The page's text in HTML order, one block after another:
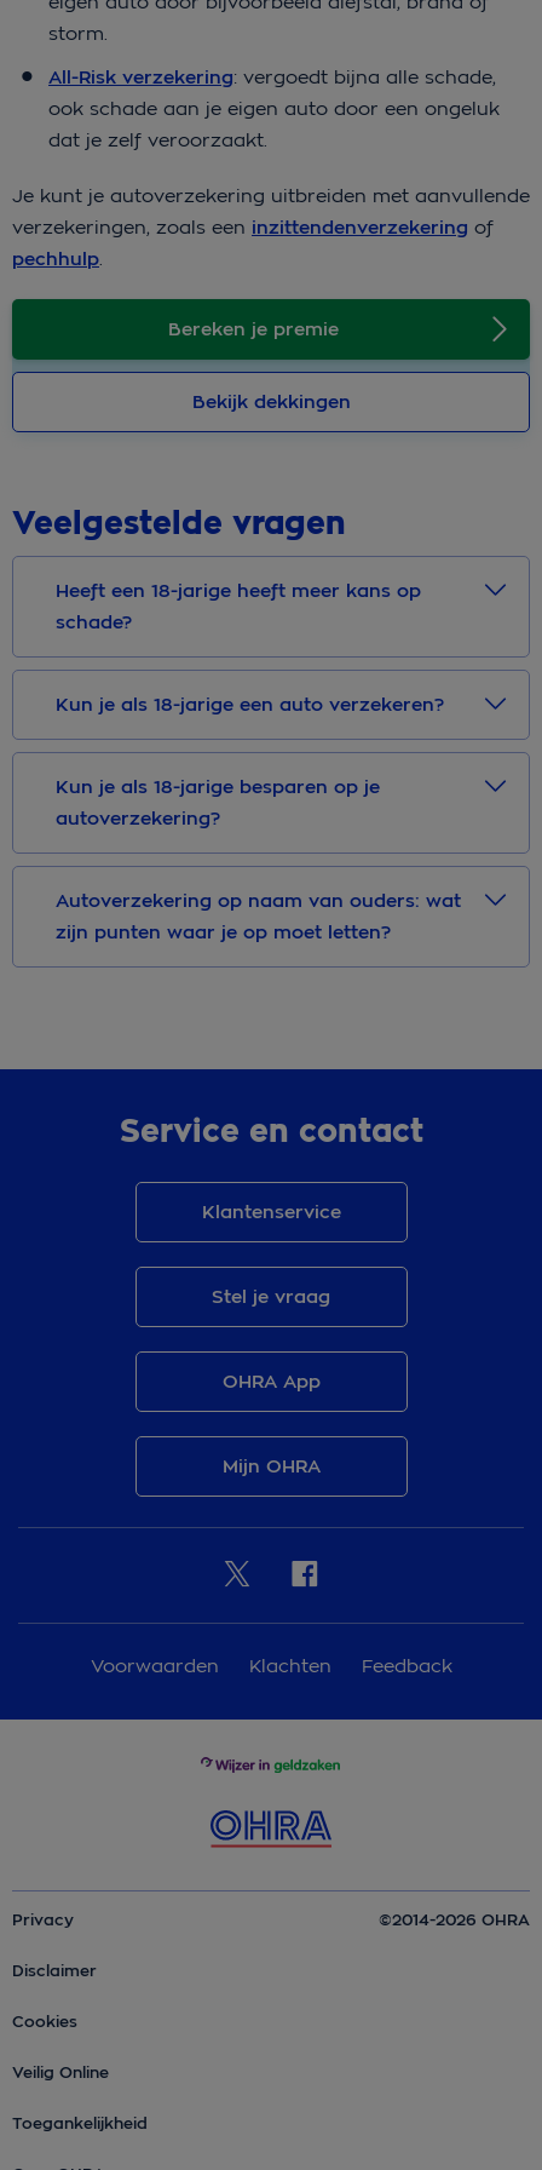
storm.
All-Risk verzekering: vergoedt bijna alle schade,
ook schade aan je eigen auto door een ongeluk
dat je zelf veroorzaakt.
Je kunt je autoverzekering uitbreiden met aanvullende
verzekeringen, zoals een inzittendenverzekering of
pechhulp.
Bereken je premie
Bekijk dekkingen
Veelgestelde vragen
Heeft een 18-jarige heeft meer kans op
schade?
Kun je als 18-jarige een auto verzekeren?
Kun je als 18-jarige besparen op je
autoverzekering?
Autoverzekering op naam van ouders: wat
zijn punten waar je op moet letten?
Service en contact
Klantenservice
Stel je vraag
OHRA App
Mijn OHRA
Voorwaarden Klachten Feedback
Privacy
Disclaimer
Cookies
Veilig Online
Toegankelijkheid
©2014-2026 OHRA